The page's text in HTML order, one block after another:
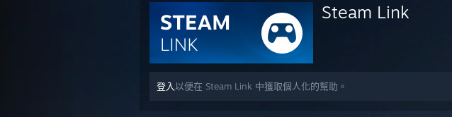
Steam Link
登入 以便在 Steam Link 中獲取個人化的幫助。